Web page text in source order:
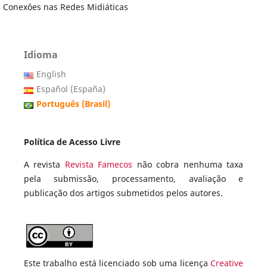
Conexôes nas Redes Midiáticas
Idioma
English
Español (España)
Português (Brasil)
Política de Acesso Livre
A revista Revista Famecos não cobra nenhuma taxa
pela submissão, processamento, avaliação e
publicação dos artigos submetidos pelos autores.
Este trabalho está licenciado sob uma licençaCreative